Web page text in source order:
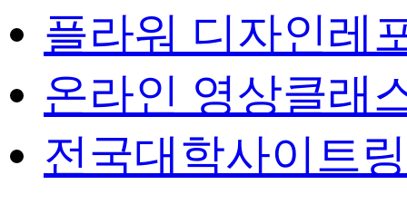
플라워 디자인레
온라인 영상클래
전국대학사이트